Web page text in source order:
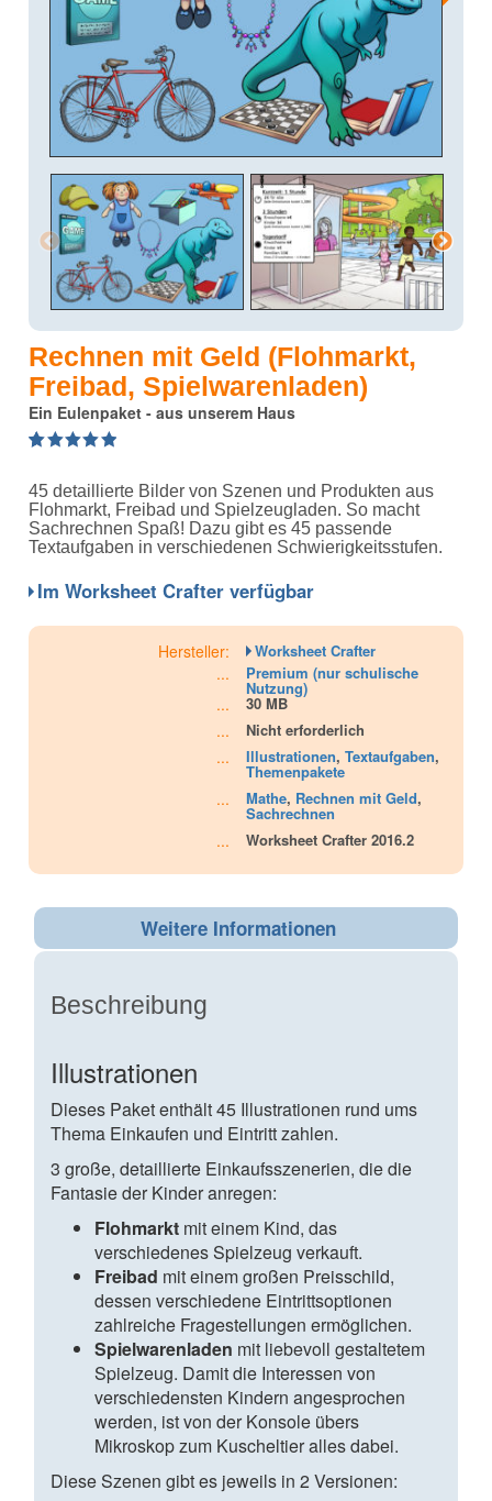
Rechnen mit Geld (Flohmarkt,
Freibad, Spielwarenladen)
Ein Eulenpaket - aus unserem Haus
customer
ratings
45 detaillierte Bilder von Szenen und Produkten aus
Flohmarkt, Freibad und Spielzeugladen. So macht
Sachrechnen Spaß! Dazu gibt es 45 passende
Textaufgaben in verschiedenen Schwierigkeitsstufen.
Im Worksheet Crafter verfügbar
Hersteller: Worksheet Crafter
... Premium (nur schulische
Nutzung)
... 30 MB
... Nicht erforderlich
... Illustrationen, Textaufgaben,
Themenpakete
... Mathe, Rechnen mit Geld,
Sachrechnen
... Worksheet Crafter 2016.2
Weitere Informationen
Beschreibung
Illustrationen
Dieses Paket enthält 45 Illustrationen rund ums
Thema Einkaufen und Eintritt zahlen.
3 große, detaillierte Einkaufsszenerien, die die
Fantasie der Kinder anregen:
Flohmarkt mit einem Kind, das
verschiedenes Spielzeug verkauft.
Freibad mit einem großen Preisschild,
dessen verschiedene Eintrittsoptionen
zahlreiche Fragestellungen ermöglichen.
Spielwarenladen mit liebevoll gestaltetem
Spielzeug. Damit die Interessen von
verschiedensten Kindern angesprochen
werden, ist von der Konsole übers
Mikroskop zum Kuscheltier alles dabei.
Diese Szenen gibt es jeweils in 2 Versionen: